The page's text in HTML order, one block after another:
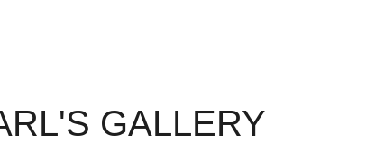
GALLERY